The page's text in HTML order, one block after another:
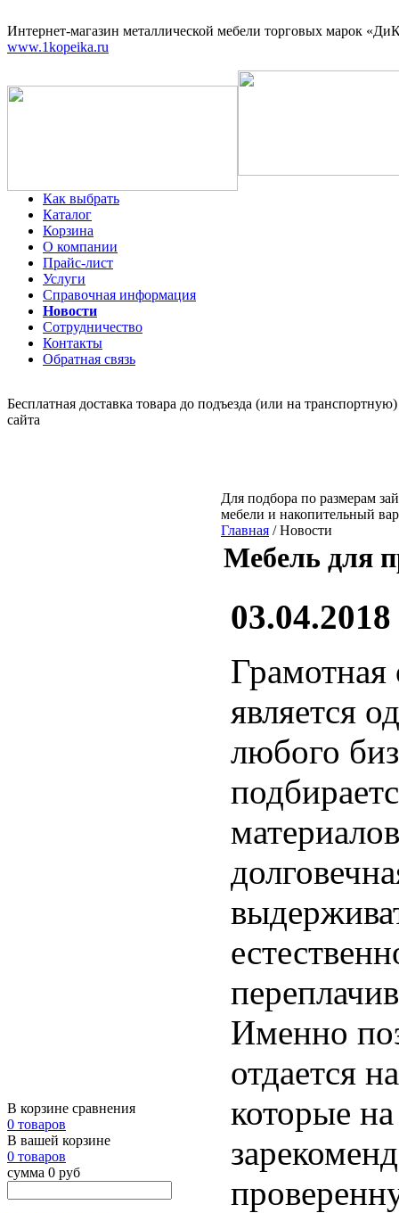
Интернет-магазин металлической мебели торговых марок
www.1kopeika.ru
Как выбрать
Каталог
Корзина
О компании
Прайс-лист
Услуги
Справочная информация
Новости
Сотрудничество
Контакты
Обратная связь
Бесплатная доставка товара до подъезда (или на
сайта
В корзине сравнения
0 товаров
В вашей корзине
0 товаров
сумма 0 руб
Для подбора по размерам
мебели и накопительный
Главная / Новости
Мебель для
03.04.2018
Грамотная
является
любого
Именно
отдается
которые